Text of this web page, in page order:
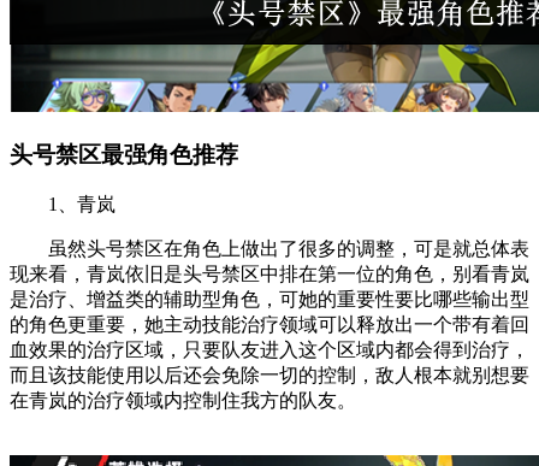
头号禁区最强角色推荐
1、青岚
虽然头号禁区在角色上做出了很多的调整，可是就总体表
现来看，青岚依旧是头号禁区中排在第一位的角色，别看青岚
是治疗、增益类的辅助型角色，可她的重要性要比哪些输出型
的角色更重要，她主动技能治疗领域可以释放出一个带有着回
血效果的治疗区域，只要队友进入这个区域内都会得到治疗，
而且该技能使用以后还会免除一切的控制，敌人根本就别想要
在青岚的治疗领域内控制住我方的队友。